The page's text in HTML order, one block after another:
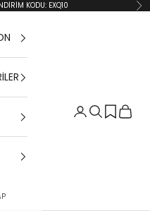
KODU: EXQ10
Giriş Yap
Ara Sepet